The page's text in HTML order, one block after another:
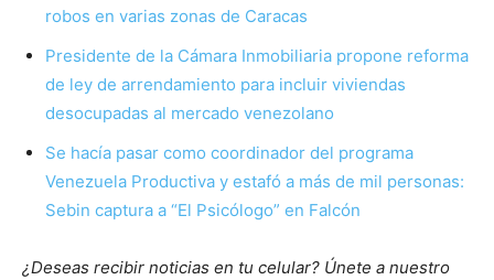
robos en varias zonas de Caracas
Presidente de la Cámara Inmobiliaria propone reforma
de ley de arrendamiento para incluir viviendas
desocupadas al mercado venezolano
Se hacía pasar como coordinador del programa
Venezuela Productiva y estafó a más de mil personas:
Sebin captura a “El Psicólogo” en Falcón
¿Deseas recibir noticias en tu celular? Únete a nuestro